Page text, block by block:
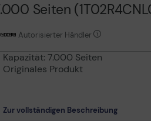
Seiten
Autorisierter Händler
Kapazität: 7.000 Seiten
Originales Produkt
Zur vollständigen Beschreibung